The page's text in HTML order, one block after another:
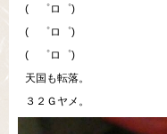
( ゜ロ゜)
( ゜ロ゜)
( ゜ロ゜)
天国も転落。
３２Ｇヤメ。